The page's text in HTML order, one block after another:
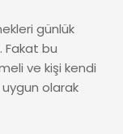
günlük
Fakat bu
ve kişi kendi
uygun olarak